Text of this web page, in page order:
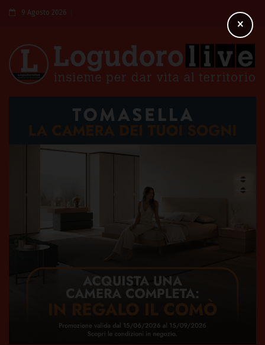
9 Agosto 2026
×